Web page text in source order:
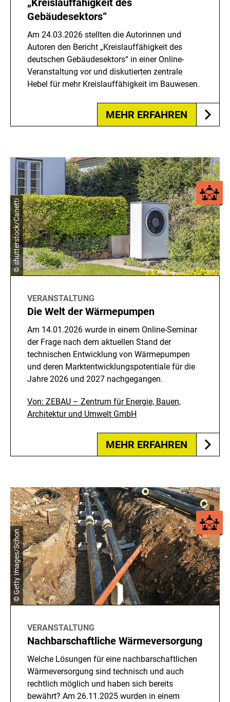
„Kreislauffähigkeit des
Gebäudesektors“
Am 24.03.2026 stellten die Autorinnen und
Autoren den Bericht „Kreislauffähigkeit des
deutschen Gebäudesektors“ in einer Online-
Veranstaltung vor und diskutierten zentrale
Hebel für mehr Kreislauffähigkeit im Bauwesen.
MEHR ERFAHREN
© shutterstock/Canetti
VERANSTALTUNG
Die Welt der Wärmepumpen
Am 14.01.2026 wurde in einem Online-Seminar
der Frage nach dem aktuellen Stand der
technischen Entwicklung von Wärmepumpen
und deren Marktentwicklungspotentiale für die
Jahre 2026 und 2027 nachgegangen.
Von: ZEBAU – Zentrum für Energie, Bauen,
Architektur und Umwelt GmbH
MEHR ERFAHREN
© Getty Images/Schon
VERANSTALTUNG
Nachbarschaftliche Wärmeversorgung
Welche Lösungen für eine nachbarschaftlichen
Wärmeversorgung sind technisch und auch
rechtlich möglich und haben sich bereits
bewährt? Am 26.11.2025 wurden in einem